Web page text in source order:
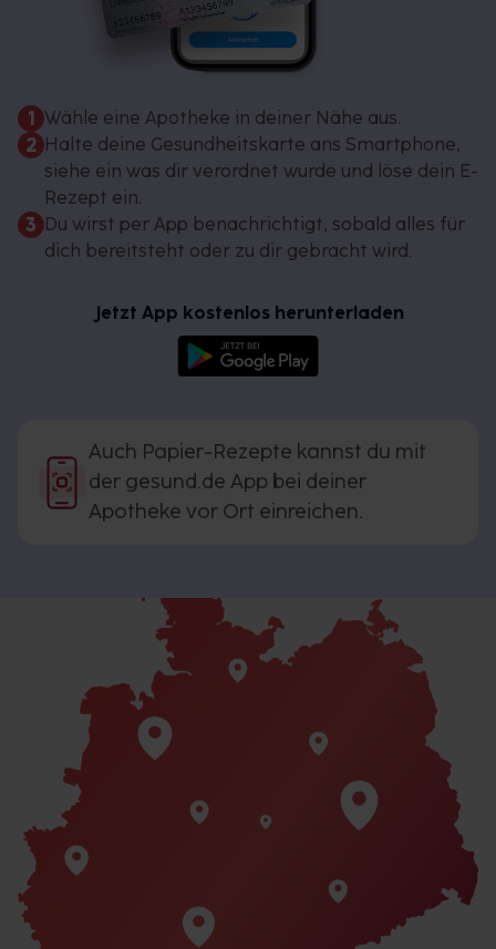
1 Wähle eine Apotheke in deiner Nähe aus.
2 Halte deine Gesundheitskarte ans Smartphone,
siehe ein was dir verordnet wurde und löse dein E-
Rezept ein.
3 Du wirst per App benachrichtigt, sobald alles für
dich bereitsteht oder zu dir gebracht wird.
Jetzt App kostenlos herunterladen
Auch Papier-Rezepte kannst du mit
der gesund.de App bei deiner
Apotheke vor Ort einreichen.